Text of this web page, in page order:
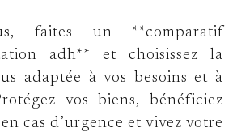
faites un **comparatif
adh** et choisissez la
adaptée à vos besoins et à
vos biens, bénéficiez
cas d’urgence et vivez votre